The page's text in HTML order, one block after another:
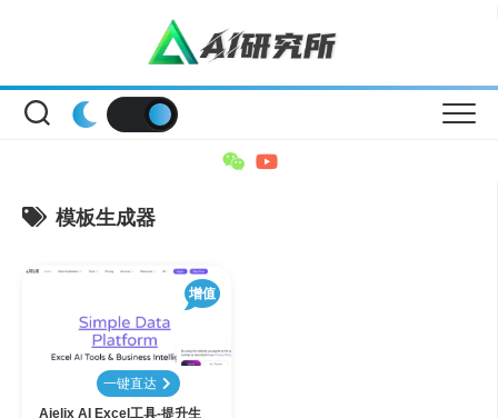
模板生成器
增值
一键直达
Ajelix AI Excel工具-提升生